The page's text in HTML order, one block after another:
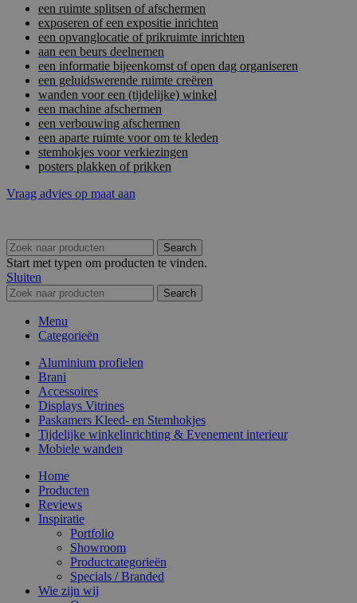
een ruimte splitsen of afschermen
exposeren of een expositie inrichten
een opvanglocatie of prikruimte inrichten
aan een beurs deelnemen
een informatie bijeenkomst of open dag organiseren
een geluidswerende ruimte creëren
wanden voor een (tijdelijke) winkel
een machine afschermen
een verbouwing afschermen
een aparte ruimte voor om te kleden
stemhokjes voor verkiezingen
posters plakken of prikken
Vraag advies op maat aan
Search
Start met typen om producten te vinden.
Sluiten
Search
Menu
Categorieën
Aluminium profielen
Brani
Accessoires
Displays Vitrines
Paskamers Kleed- en Stemhokjes
Tijdelijke winkelinrichting & Evenement interieur
Mobiele wanden
Home
Producten
Reviews
Inspiratie
Portfolio
Showroom
Productcategorieën
Specials / Branded
Wie zijn wij